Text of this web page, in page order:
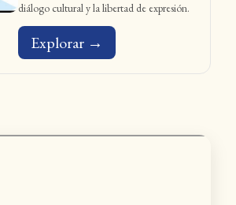
diálogo cultural y la libertad de expresión.
Explorar →